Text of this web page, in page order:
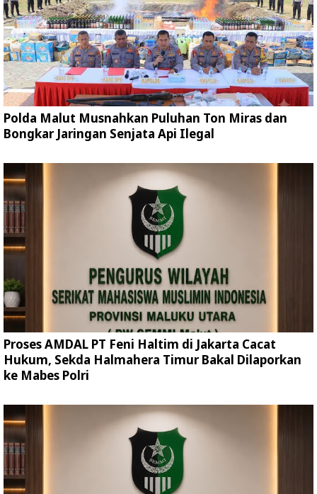
Polda Malut Musnahkan Puluhan Ton Miras dan
Bongkar Jaringan Senjata Api Ilegal
Proses AMDAL PT Feni Haltim di Jakarta Cacat
Hukum, Sekda Halmahera Timur Bakal Dilaporkan
ke Mabes Polri